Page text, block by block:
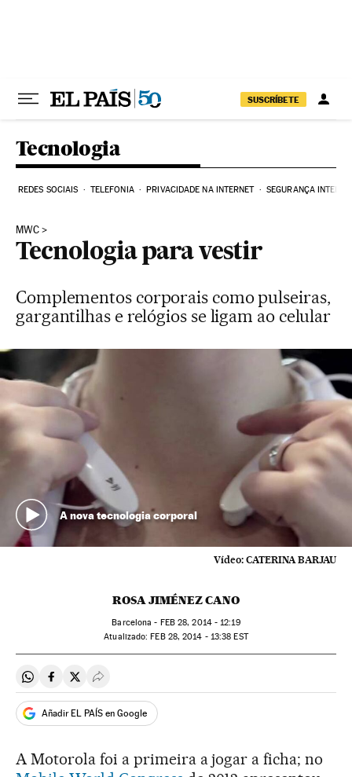
SUSCRÍBETE
Tecnologia
REDES SOCIAIS TELEFONIA PRIVACIDADE NA INTERNET SEGURANÇA
MWC
Tecnologia para vestir
Complementos corporais como pulseiras,
gargantilhas e relógios se ligam ao celular
A nova tecnologia corporal
Vídeo: CATERINA BARJAU
ROSA JIMÉNEZ CANO
Barcelona - FEB28, 2014 - 12:19
atualizado: FEB28, 2014 - 13:38 EST
Compartir en Whatsapp
Compartir en Facebook
Compartir en Twitter
Desplegar Redes Sociales
Añadir EL PAÍS en Google
A Motorola foi a primeira a jogar a ficha; no